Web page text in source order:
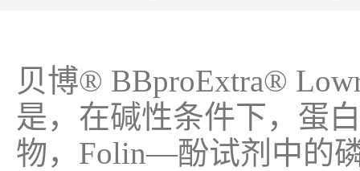
贝博® BBproExtra®
是，在碱性条件下，蛋
物，Folin—酚试剂中的